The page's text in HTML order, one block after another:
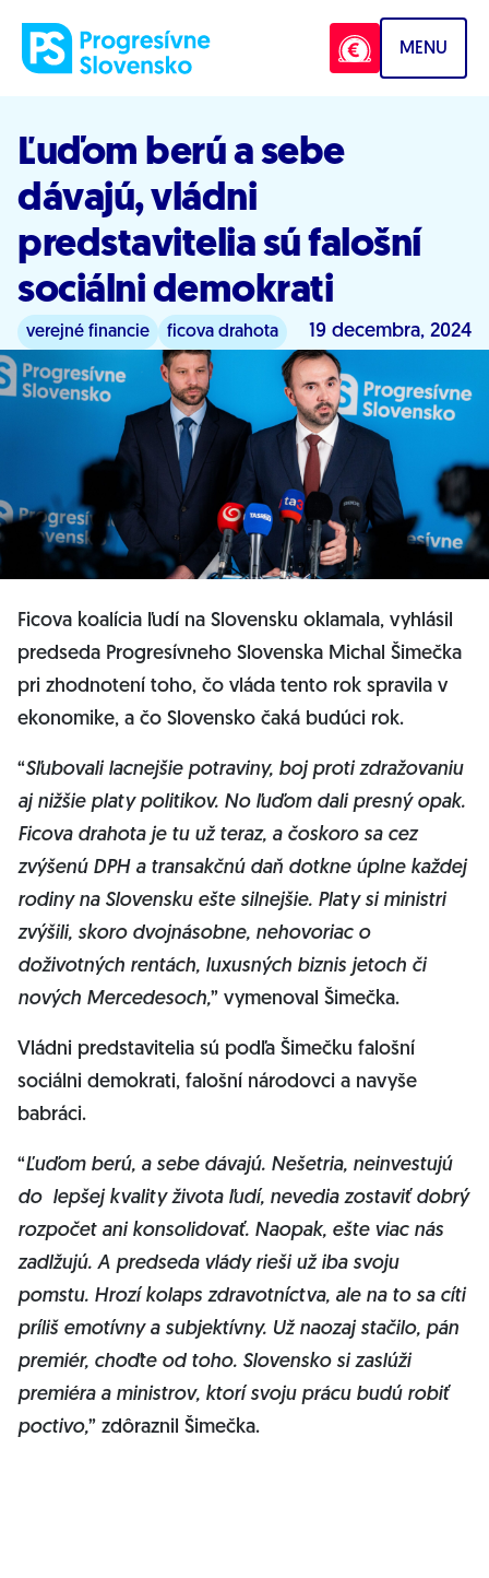
MENU
Ľuďom berú a sebe
dávajú, vládni
predstavitelia sú falošní
sociálni demokrati
verejné financie ficova drahota 19 decembra, 2024
Ficova koalícia ľudí na Slovensku oklamala, vyhlásil
predseda Progresívneho Slovenska Michal Šimečka
pri zhodnotení toho, čo vláda tento rok spravila v
ekonomike, a čo Slovensko čaká budúci rok.
“Sľubovali lacnejšie potraviny, boj proti zdražovaniu
aj nižšie platy politikov. No ľuďom dali presný opak.
Ficova drahota je tu už teraz, a čoskoro sa cez
zvýšenú DPH a transakčnú daň dotkne úplne každej
rodiny na Slovensku ešte silnejšie. Platy si ministri
zvýšili, skoro dvojnásobne, nehovoriac o
doživotných rentách, luxusných biznis jetoch či
nových Mercedesoch,” vymenoval Šimečka.
Vládni predstavitelia sú podľa Šimečku falošní
sociálni demokrati, falošní národovci a navyše
babráci.
“Ľuďom berú, a sebe dávajú. Nešetria, neinvestujú
do lepšej kvality života ľudí, nevedia zostaviť dobrý
rozpočet ani konsolidovať. Naopak, ešte viac nás
zadlžujú. A predseda vlády rieši už iba svoju
pomstu. Hrozí kolaps zdravotníctva, ale na to sa cíti
príliš emotívny a subjektívny. Už naozaj stačilo, pán
premiér, choďte od toho. Slovensko si zaslúži
premiéra a ministrov, ktorí svoju prácu budú robiť
poctivo,” zdôraznil Šimečka.